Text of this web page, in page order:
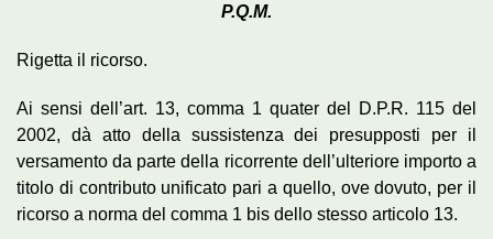
P.Q.M.
Rigetta il ricorso.
Ai sensi dell’art. 13, comma 1 quater del D.P.R. 115 del
2002, dà atto della sussistenza dei presupposti per il
versamento da parte della ricorrente dell’ulteriore importo a
titolo di contributo unificato pari a quello, ove dovuto, per il
ricorso a norma del comma 1 bis dello stesso articolo 13.